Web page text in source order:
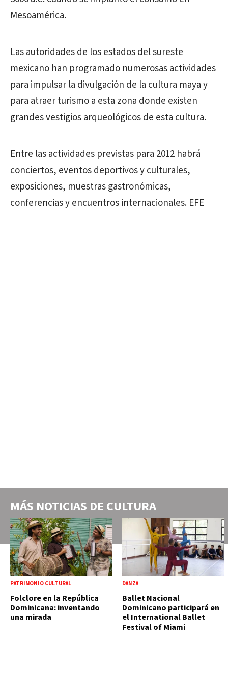
Mesoamérica.
Las autoridades de los estados del sureste
mexicano han programado numerosas actividades
para impulsar la divulgación de la cultura maya y
para atraer turismo a esta zona donde existen
grandes vestigios arqueológicos de esta cultura.
Entre las actividades previstas para 2012 habrá
conciertos, eventos deportivos y culturales,
exposiciones, muestras gastronómicas,
conferencias y encuentros internacionales. EFE
MÁS NOTICIAS DE CULTURA
PATRIMONIO CULTURAL
Folclore en la República
Dominicana: inventando
una mirada
DANZA
Ballet Nacional
Dominicano participará en
el International Ballet
Festival of Miami